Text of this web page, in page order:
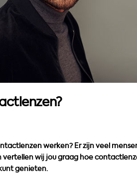
werken? Er zijn veel
vertellen wij jou graag hoe
genieten.